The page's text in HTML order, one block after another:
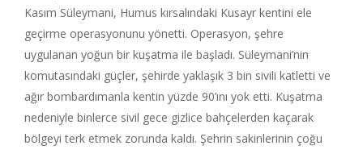
Kasım Süleymani, Humus kırsalındaki Kusayr kentini ele
geçirme operasyonunu yönetti. Operasyon, şehre
uygulanan yoğun bir kuşatma ile başladı. Süleymani’nin
komutasındaki güçler, şehirde yaklaşık 3 bin sivili katletti ve
ağır bombardımanla kentin yüzde 90’ını yok etti. Kuşatma
nedeniyle binlerce sivil gece gizlice bahçelerden kaçarak
bölgeyi terk etmek zorunda kaldı. Şehrin sakinlerinin çoğu